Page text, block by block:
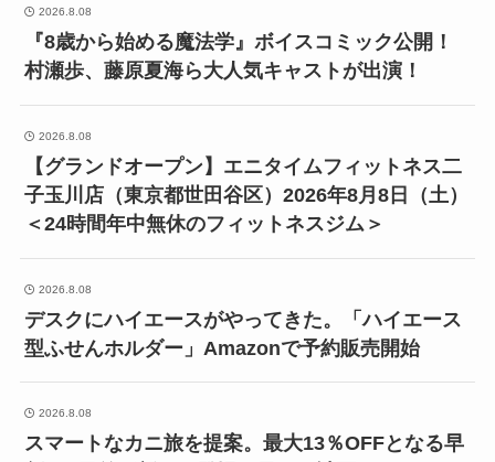
2026.8.08
『8歳から始める魔法学』ボイスコミック公開！
村瀬歩、藤原夏海ら大人気キャストが出演！
2026.8.08
【グランドオープン】エニタイムフィットネス二
子玉川店（東京都世田谷区）2026年8月8日（土）
＜24時間年中無休のフィットネスジム＞
2026.8.08
デスクにハイエースがやってきた。「ハイエース
型ふせんホルダー」Amazonで予約販売開始
2026.8.08
スマートなカニ旅を提案。最大13％OFFとなる早